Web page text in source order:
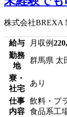
株式会社BREXA
給与 月収例
勤務
地
群馬県 太
寮・
社宅
あり
仕事
内容
飲料・プ
食品系工